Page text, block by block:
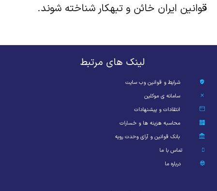
قوانین ایران خائن و تبهکار شناخته شوند.
لینک های مرتبط
شرایط و قوانین وب سایت
سامانه ی موکلین
انتقادات و پیشنهادات
محاسبه هزینه ها و خسارات
بانک قوانین و آرای وحدت رویه
تماس با ما
درباره ما